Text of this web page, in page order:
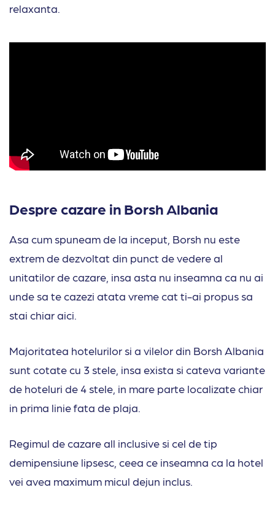
relaxanta.
Despre cazare in Borsh Albania
Asa cum spuneam de la inceput, Borsh nu este
extrem de dezvoltat din punct de vedere al
unitatilor de cazare, insa asta nu inseamna ca nu ai
unde sa te cazezi atata vreme cat ti-ai propus sa
stai chiar aici.
Majoritatea hotelurilor si a vilelor din Borsh Albania
sunt cotate cu 3 stele, insa exista si cateva variante
de hoteluri de 4 stele, in mare parte localizate chiar
in prima linie fata de plaja.
Regimul de cazare all inclusive si cel de tip
demipensiune lipsesc, ceea ce inseamna ca la hotel
vei avea maximum micul dejun inclus.